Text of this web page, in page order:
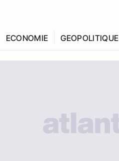
ECONOMIE GEOPOLITIQUE